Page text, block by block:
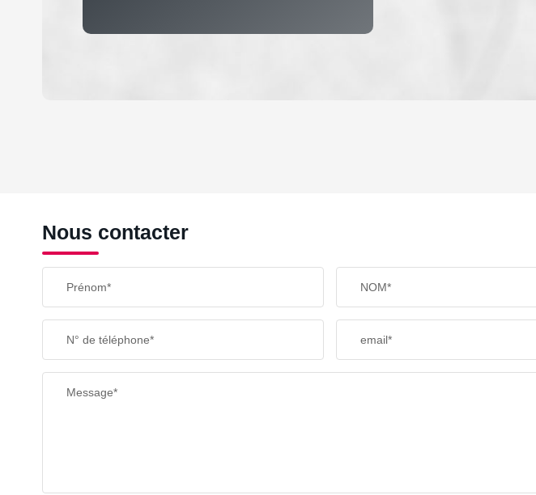
TAXE FONCIÈRE
SUPERFICIE :
RESTAURANTS ET CAFÉS COMMERCES
Nous contacter
Prénom* NOM*
N° de téléphone* email*
Message*